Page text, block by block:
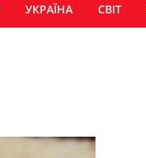
УКРАЇНА СВІТ